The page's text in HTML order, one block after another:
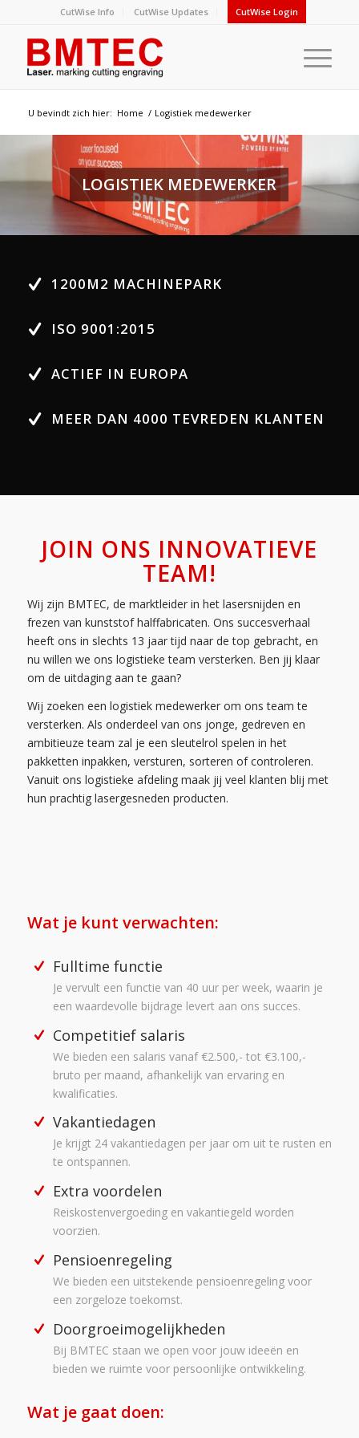
CutWise Info CutWise Updates CutWise Login
U bevindt zich hier: Home / Logistiek medewerker
LOGISTIEK MEDEWERKER
1200M2 MACHINEPARK
ISO 9001:2015
ACTIEF IN EUROPA
MEER DAN 4000 TEVREDEN KLANTEN
JOIN ONS INNOVATIEVE
TEAM!
Wij zijn BMTEC, de marktleider in het lasersnijden en
frezen van kunststof halffabricaten. Ons succesverhaal
heeft ons in slechts 13 jaar tijd naar de top gebracht, en
nu willen we ons logistieke team versterken. Ben jij klaar
om de uitdaging aan te gaan?
Wij zoeken een logistiek medewerker om ons team te
versterken. Als onderdeel van ons jonge, gedreven en
ambitieuze team zal je een sleutelrol spelen in het
pakketten inpakken, versturen, sorteren of controleren.
Vanuit ons logistieke afdeling maak jij veel klanten blij met
hun prachtig lasergesneden producten.
Wat je kunt verwachten:
Fulltime functie
Je vervult een functie van 40 uur per week, waarin je
een waardevolle bijdrage levert aan ons succes.
Competitief salaris
We bieden een salaris vanaf €2.500,- tot €3.100,-
bruto per maand, afhankelijk van ervaring en
kwalificaties.
Vakantiedagen
Je krijgt 24 vakantiedagen per jaar om uit te rusten en
te ontspannen.
Extra voordelen
Reiskostenvergoeding en vakantiegeld worden
voorzien.
Pensioenregeling
We bieden een uitstekende pensioenregeling voor
een zorgeloze toekomst.
Doorgroeimogelijkheden
Bij BMTEC staan we open voor jouw ideeën en
bieden we ruimte voor persoonlijke ontwikkeling.
Wat je gaat doen: